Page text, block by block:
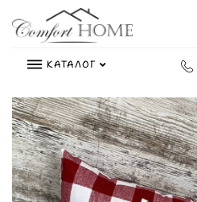
КАТАЛОГ